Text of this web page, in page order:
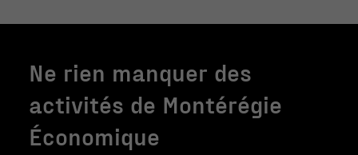
Ne rien manquer des
activités de Montérégie
Économique